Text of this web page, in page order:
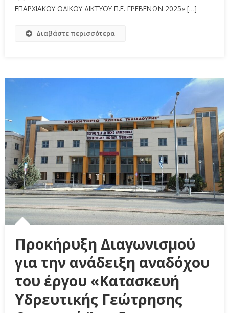
ΕΠΑΡΧΙΑΚΟΥ ΟΔΙΚΟΥ ΔΙΚΤΥΟΥ Π.Ε. ΓΡΕΒΕΝΩΝ 2025» […]
Διαβάστε περισσότερα
Προκήρυξη Διαγωνισμού
για την ανάδειξη αναδόχου
του έργου «Κατασκευή
Υδρευτικής Γεώτρησης